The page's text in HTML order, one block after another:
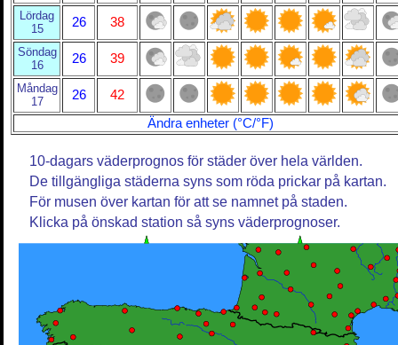
Lördag
15
26 38
Söndag
16
26 39
Måndag
17
26
42
Ändra enheter (°C/°F)
10-dagars väderprognos för städer över hela världen.
De tillgängliga städerna syns som röda prickar på kartan.
För musen över kartan för att se namnet på staden.
Klicka på önskad station så syns väderprognoser.